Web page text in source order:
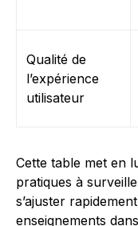
Qualité de
l’expérience
utilisateur
Cette table met en
pratiques à
s’ajuster
enseignements